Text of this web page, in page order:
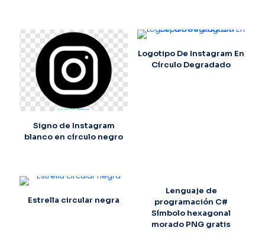
Signo de Instagram
blanco en círculo negro
Logotipo De Instagram En
Círculo Degradado
Estrella circular negra
Lenguaje de
programación C#
Símbolo hexagonal
morado PNG gratis